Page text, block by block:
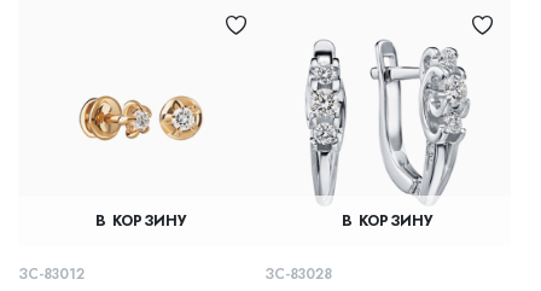
В КОРЗИНУ
ЗС-83012
В КОРЗИНУ
ЗС-83028